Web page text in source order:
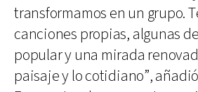
transformamos en un grupo.
canciones propias, algunas
popular y una mirada
paisaje y lo cotidiano”,